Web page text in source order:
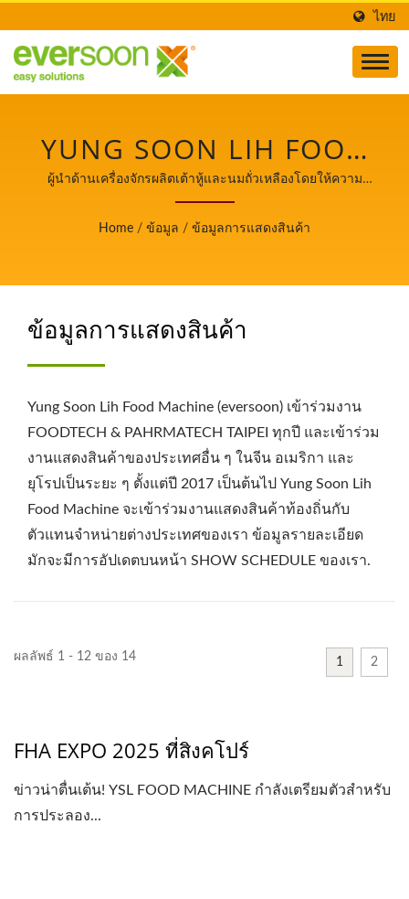
ไทย
YUNG SOON LIH FOOD
MACHINE CO., LTD.
ผู้นำด้านเครื่องจักรผลิตเต้าหู้และนมถั่วเหลืองโดยให้ความ
สำคัญสูงสุดกับความปลอดภัยของอาหาร.
Home / ข้อมูล / ข้อมูลการแสดงสินค้า
ข้อมูลการแสดงสินค้า
Yung Soon Lih Food Machine (eversoon) เข้าร่วมงาน
FOODTECH & PAHRMATECH TAIPEI ทุกปี และเข้าร่วม
งานแสดงสินค้าของประเทศอื่น ๆ ในจีน อเมริกา และ
ยุโรปเป็นระยะ ๆ ตั้งแต่ปี 2017 เป็นต้นไป Yung Soon Lih
Food Machine จะเข้าร่วมงานแสดงสินค้าท้องถิ่นกับ
ตัวแทนจำหน่ายต่างประเทศของเรา ข้อมูลรายละเอียด
มักจะมีการอัปเดตบนหน้า SHOW SCHEDULE ของเรา.
ผลลัพธ์ 1 - 12 ของ 14 1 2
FHA EXPO 2025 ที่สิงคโปร์
ข่าวน่าตื่นเต้น! YSL FOOD MACHINE กำลังเตรียมตัวสำหรับ
การประลอง...